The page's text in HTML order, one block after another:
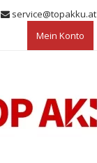
service@topakku.at
Mein Konto